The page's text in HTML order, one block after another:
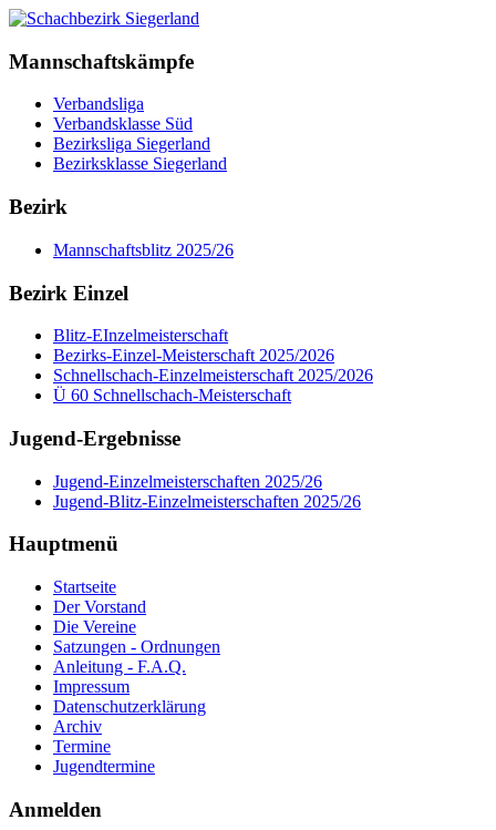
Mannschaftskämpfe
Verbandsliga
Verbandsklasse Süd
Bezirksliga Siegerland
Bezirksklasse Siegerland
Bezirk
Mannschaftsblitz 2025/26
Bezirk Einzel
Blitz-EInzelmeisterschaft
Bezirks-Einzel-Meisterschaft 2025/2026
Schnellschach-Einzelmeisterschaft 2025/2026
Ü 60 Schnellschach-Meisterschaft
Jugend-Ergebnisse
Jugend-Einzelmeisterschaften 2025/26
Jugend-Blitz-Einzelmeisterschaften 2025/26
Hauptmenü
Startseite
Der Vorstand
Die Vereine
Satzungen - Ordnungen
Anleitung - F.A.Q.
Impressum
Datenschutzerklärung
Archiv
Termine
Jugendtermine
Anmelden